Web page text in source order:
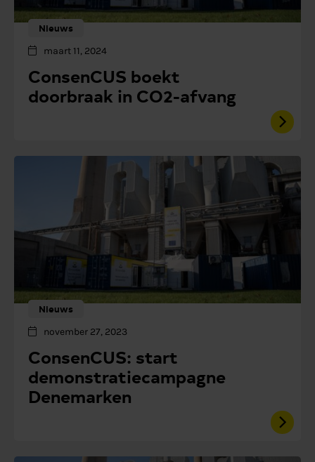
Nieuws
maart 11, 2024
ConsenCUS boekt
doorbraak in CO2-afvang
Nieuws
november 27, 2023
ConsenCUS: start
demonstratiecampagne
Denemarken